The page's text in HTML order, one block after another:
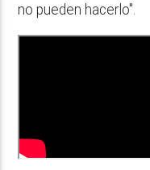
no pueden hacerlo".